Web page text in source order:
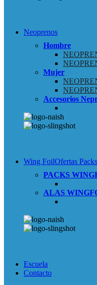
Neoprenos
Hombre
Mujer
Accesorios
Wing FoilOfertas Packs
PACKS
ALAS
Escuela
Contacto